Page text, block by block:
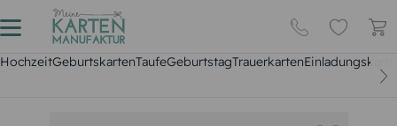
HochzeitGeburtskartenTaufeGeburtstagTrauerkarten